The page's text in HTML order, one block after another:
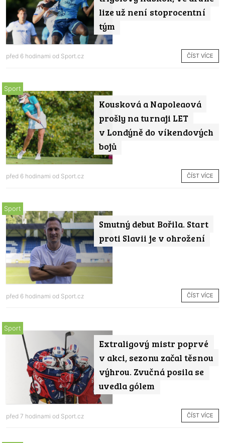
lize už není stoprocentní
tým
před 6 hodinami od Sport.cz ČÍST VÍCE
Kousková a Napoleaová
prošly na turnaji LET
v Londýně do víkendových
bojů
Sport
před 6 hodinami od Sport.cz ČÍST VÍCE
Smutný debut Bořila. Start
proti Slavii je v ohrožení
Sport
před 6 hodinami od Sport.cz ČÍST VÍCE
Extraligový mistr poprvé
v akci, sezonu začal těsnou
výhrou. Zvučná posila se
uvedla gólem
Sport
před 7 hodinami od Sport.cz ČÍST VÍCE